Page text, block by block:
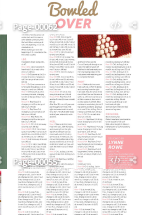
Page-00062
Page-00055